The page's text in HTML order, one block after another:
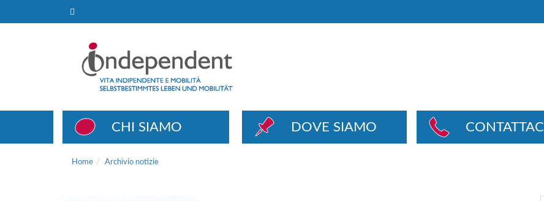
CHI SIAMO DOVE SIAMO CONTATTACI
Home Archivio notizie